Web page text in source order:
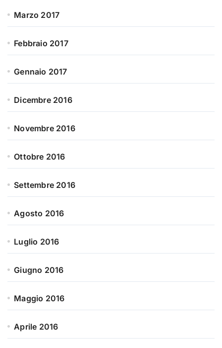
Marzo 2017
Febbraio 2017
Gennaio 2017
Dicembre 2016
Novembre 2016
Ottobre 2016
Settembre 2016
Agosto 2016
Luglio 2016
Giugno 2016
Maggio 2016
Aprile 2016